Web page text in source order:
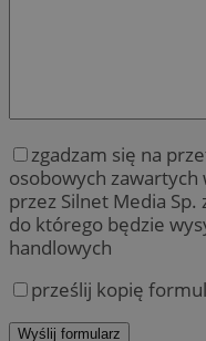
zgadzam się na
osobowych
przez Silnet Media
do którego będzie
handlowych
prześlij kopię